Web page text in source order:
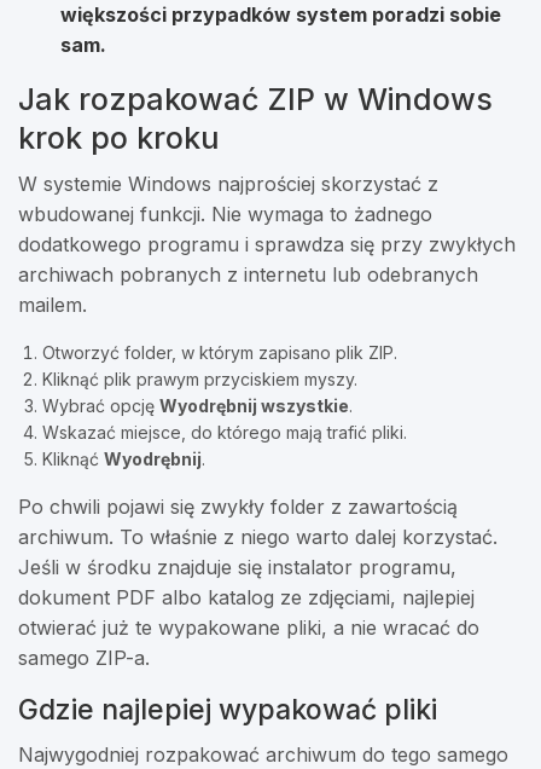
większości przypadków system poradzi sobie
sam.
Jak rozpakować ZIP w Windows
krok po kroku
W systemie Windows najprościej skorzystać z
wbudowanej funkcji. Nie wymaga to żadnego
dodatkowego programu i sprawdza się przy zwykłych
archiwach pobranych z internetu lub odebranych
mailem.
Otworzyć folder, w którym zapisano plik ZIP.
Kliknąć plik prawym przyciskiem myszy.
Wybrać opcję Wyodrębnij wszystkie.
Wskazać miejsce, do którego mają trafić pliki.
Kliknąć Wyodrębnij.
Po chwili pojawi się zwykły folder z zawartością
archiwum. To właśnie z niego warto dalej korzystać.
Jeśli w środku znajduje się instalator programu,
dokument PDF albo katalog ze zdjęciami, najlepiej
otwierać już te wypakowane pliki, a nie wracać do
samego ZIP-a.
Gdzie najlepiej wypakować pliki
Najwygodniej rozpakować archiwum do tego samego